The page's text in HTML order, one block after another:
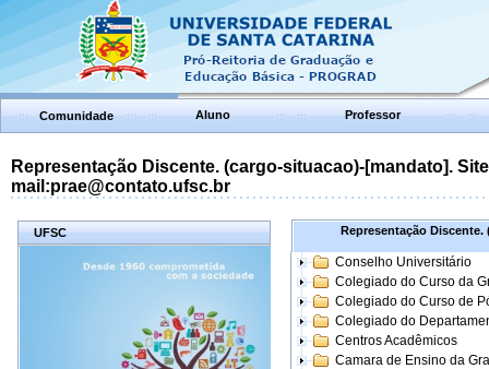
Comunidade Aluno Professor
Representação Discente. (cargo-situacao)-[mandato].
mail:prae@contato.ufsc.br
UFSC Representação Discente.
Conselho Universitário
Colegiado do Curso da
Colegiado do Curso de
Colegiado do
Centros Acadêmicos
Camara de Ensino da